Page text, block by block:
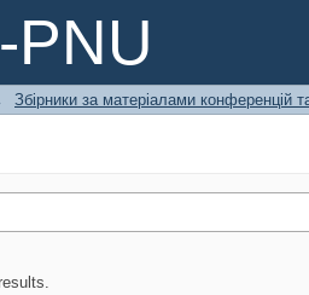
PNU
Збірники за матеріалами конференцій